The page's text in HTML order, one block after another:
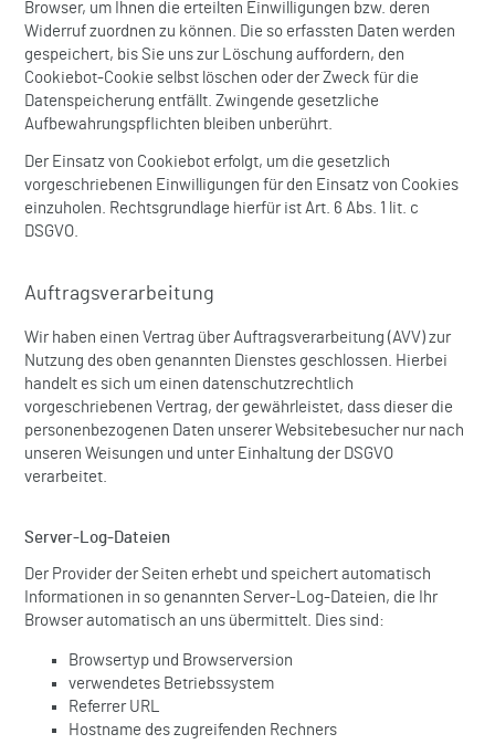
Browser, um Ihnen die erteilten Einwilligungen bzw. deren
Widerruf zuordnen zu können. Die so erfassten Daten werden
gespeichert, bis Sie uns zur Löschung auffordern, den
Cookiebot-Cookie selbst löschen oder der Zweck für die
Datenspeicherung entfällt. Zwingende gesetzliche
Aufbewahrungspflichten bleiben unberührt.
Der Einsatz von Cookiebot erfolgt, um die gesetzlich
vorgeschriebenen Einwilligungen für den Einsatz von Cookies
einzuholen. Rechtsgrundlage hierfür ist Art. 6 Abs. 1 lit. c
DSGVO.
Auftragsverarbeitung
Wir haben einen Vertrag über Auftragsverarbeitung (AVV) zur
Nutzung des oben genannten Dienstes geschlossen. Hierbei
handelt es sich um einen datenschutzrechtlich
vorgeschriebenen Vertrag, der gewährleistet, dass dieser die
personenbezogenen Daten unserer Websitebesucher nur nach
unseren Weisungen und unter Einhaltung der DSGVO
verarbeitet.
Server-Log-Dateien
Der Provider der Seiten erhebt und speichert automatisch
Informationen in so genannten Server-Log-Dateien, die Ihr
Browser automatisch an uns übermittelt. Dies sind:
Browsertyp und Browserversion
verwendetes Betriebssystem
Referrer URL
Hostname des zugreifenden Rechners